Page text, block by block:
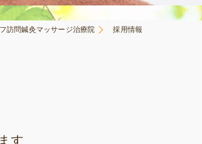
訪問鍼灸マッサージ治療院 採用情報
す